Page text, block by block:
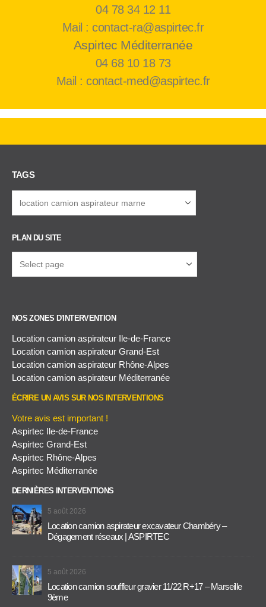
04 78 34 12 11
Mail : contact-ra@aspirtec.fr
Aspirtec Méditerranée
04 68 10 18 73
Mail : contact-med@aspirtec.fr
TAGS
PLAN DU SITE
NOS ZONES D'INTERVENTION
Location camion aspirateur Ile-de-France
Location camion aspirateur Grand-Est
Location camion aspirateur Rhône-Alpes
Location camion aspirateur Méditerranée
ÉCRIRE UN AVIS SUR NOS INTERVENTIONS
Votre avis est important !
Aspirtec Ile-de-France
Aspirtec Grand-Est
Aspirtec Rhône-Alpes
Aspirtec Méditerranée
DERNIÈRES INTERVENTIONS
5 août 2026
Location camion aspirateur excavateur Chambéry –
Dégagement réseaux | ASPIRTEC
5 août 2026
Location camion souffleur gravier 11/22 R+17 – Marseille
9ème